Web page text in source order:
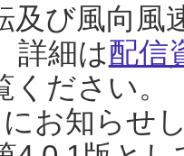
及び風向風
詳細は配信
ください。
お知らせ